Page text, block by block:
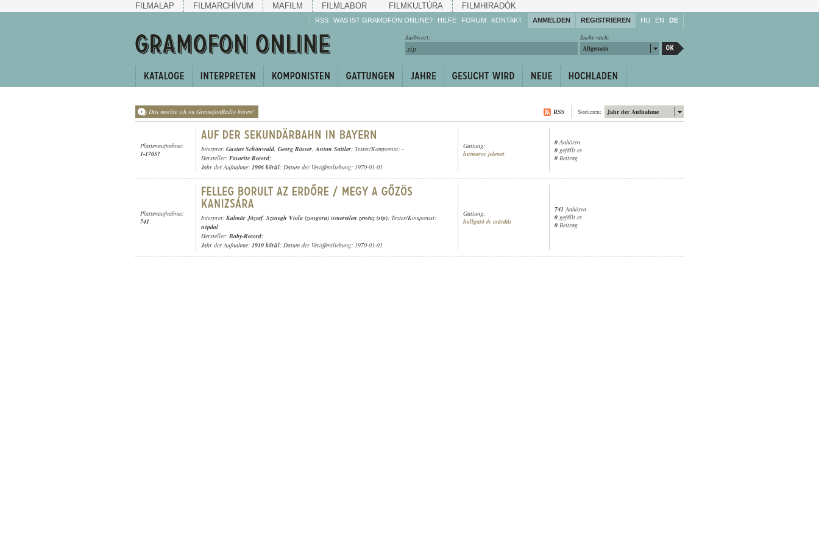
FILMALAP FILMARCHÍVUM MAFILM FILMLABOR FILMKULTÚRA FILMHIRADÓK
RSS WAS IST GRAMOFON ONLINE? HILFE
Machen Sie mit!
weiter!
FORUM KONTAKT ANMELDEN REGISTRIEREN HU EN DE
Suche nach:
Allgemein
Suchwort:
Das möchte ich im GramofonRadio hören! Jahr der Aufnahme
Sortieren:
RSS
Plattenaufnahme:
1-17057
Interpret: Gustav Schönwald, Georg Rösser,Anton Sattler; Texter/Komponist: -
Hersteller: Favorite Record;
Jahr der Aufnahme: 1906 körül; Datum der Veröffentlichung: 1970-01-01
Gattung:
humoros jelenet
0 Anhören
0 gefällt es
0 Beitrag
Plattenaufnahme:
741
Interpret: Kalmár József, Szinegh Viola (zongora) ismeretlen zenész (síp); Texter/Komponist:
népdal
Hersteller: Baby-Record;
Jahr der Aufnahme: 1910 körül; Datum der Veröffentlichung: 1970-01-01
Gattung:
hallgató és csárdás
741 Anhören
0 gefällt es
0 Beitrag